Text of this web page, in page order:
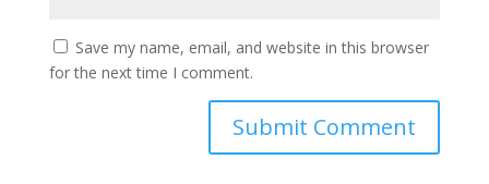
Save my name, email, and website in this browser
for the next time I comment.